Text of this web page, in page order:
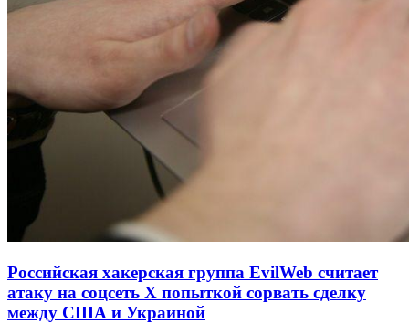
Российская хакерская группа EvilWeb считает
атаку на соцсеть Х попыткой сорвать сделку
между США и Украиной